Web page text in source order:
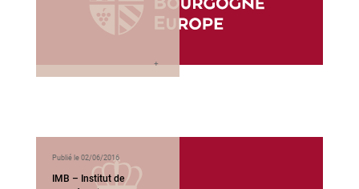
Publié le 02/06/2016
IMB – Institut de